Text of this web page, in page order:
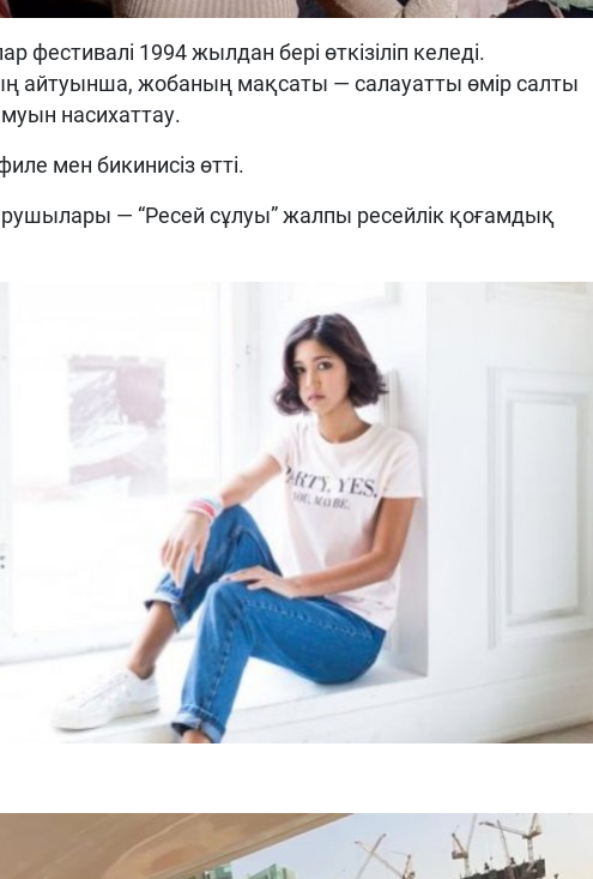
фестивалі 1994 жылдан бері өткізіліп келеді.
айтуынша, жобаның мақсаты — салауатты өмір салты
насихаттау.
мен бикинисіз өтті.
— “Ресей сұлуы” жалпы ресейлік қоғамдық